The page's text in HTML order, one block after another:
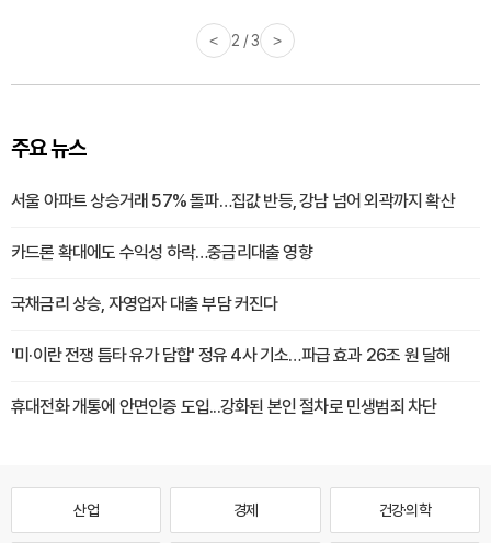
< 3 / 3 >
주요 뉴스
서울 아파트 상승거래 57% 돌파…집값 반등, 강남 넘어 외곽까지 확산
카드론 확대에도 수익성 하락…중금리대출 영향
국채금리 상승, 자영업자 대출 부담 커진다
'미·이란 전쟁 틈타 유가 담합' 정유 4사 기소…파급 효과 26조 원 달해
휴대전화 개통에 안면인증 도입...강화된 본인 절차로 민생범죄 차단
산업 경제 건강·의학